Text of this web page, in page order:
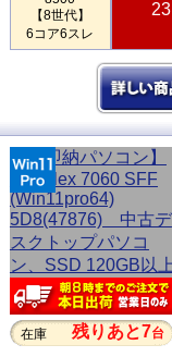
【8世代】
6コア6スレ
23
在庫 残りあと7台